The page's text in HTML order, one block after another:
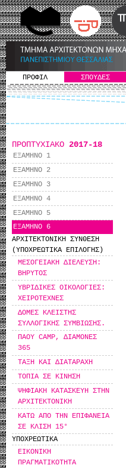
ΠΡΟΦΙΛ ΣΠΟΥΔΕΣ
ΠΡΟΠΤΥΧΙΑΚΟ 2017-18
ΕΞΑΜΗΝΟ 1
ΕΞΑΜΗΝΟ 2
ΕΞΑΜΗΝΟ 3
ΕΞΑΜΗΝΟ 4
ΕΞΑΜΗΝΟ 5
ΕΞΑΜΗΝΟ 6
ΑΡΧΙΤΕΚΤΟΝΙΚΗ ΣΥΝΘΕΣΗ
(ΥΠΟΧΡΕΩΤΙΚΑ ΕΠΙΛΟΓΗΣ)
ΜΕΣΟΓΕΙΑΚΗ ΔΙΕΛΕΥΣΗ:
ΒΗΡΥΤΟΣ
ΥΒΡΙΔΙΚΕΣ ΟΙΚΟΛΟΓΙΕΣ:
ΧΕΙΡΟΤΕΧΝΕΣ
ΔΟΜΕΣ ΚΛΕΙΣΤΗΣ
ΣΥΛΛΟΓΙΚΗΣ ΣΥΜΒΙΩΣΗΣ.
ΠΑΟΥ CAMP, ΔΙΑΜΟΝΕΣ
365
ΤΑΞΗ ΚΑΙ ΔΙΑΤΑΡΑΧΗ
ΤΟΠΙΑ ΣΕ ΚΙΝΗΣΗ
ΨΗΦΙΑΚΗ ΚΑΤΑΣΚΕΥΗ ΣΤΗΝ
ΑΡΧΙΤΕΚΤΟΝΙΚΗ
ΚΑΤΩ ΑΠΟ ΤΗΝ ΕΠΙΦΑΝΕΙΑ
ΣΕ ΚΛΙΣΗ 15°
ΥΠΟΧΡΕΩΤΙΚΑ
ΕΙΚΟΝΙΚΗ
ΠΡΑΓΜΑΤΙΚΟΤΗΤΑ